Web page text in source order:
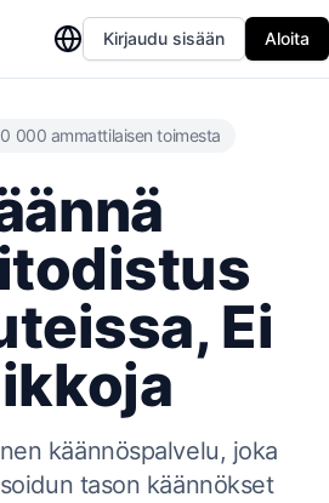
Kirjaudu sisään Aloita
000 ammattilaisen toimesta
Ei
käännöspalvelu, joka
tason käännökset